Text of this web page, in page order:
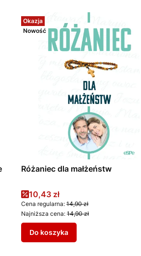
Okazja
Nowość
Różaniec dla małżeństw
Cena promocyjna
10,43 zł
Cena regularna: 14,90 zł
Najniższa cena: 14,90 zł
Do koszyka